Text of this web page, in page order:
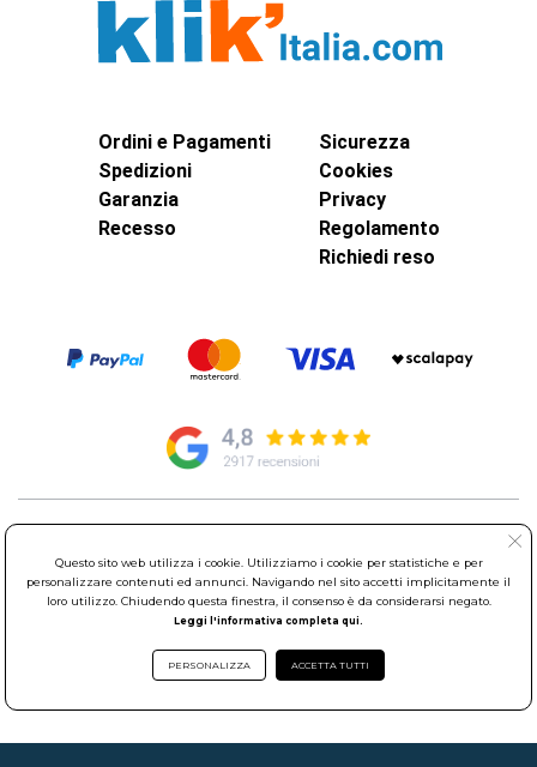
Ordini e Pagamenti
Spedizioni
Garanzia
Recesso
Sicurezza
Cookies
Privacy
Regolamento
Richiedi reso
00015 Monterotondo Scalo (RM)
Partita Iva: 01586761007 - Codice Fiscale: 06634500588 Capitale
Sociale 1.600.000,00 Euro i.v. Iscritto al Registro delle Imprese di
Roma REA: RM-535144
Sede Operativa: Via Leonardo da Vinci, 40 - 00015 Monterotondo
Scalo (RM) - Telefono:06.90095358
Questo sito web utilizza i cookie. Utilizziamo i cookie per statistiche e per
personalizzare contenuti ed annunci. Navigando nel sito accetti implicitamente il
loro utilizzo. Chiudendo questa finestra, il consenso è da considerarsi negato.
Leggi l'informativa completa qui.
PERSONALIZZA ACCETTA TUTTI